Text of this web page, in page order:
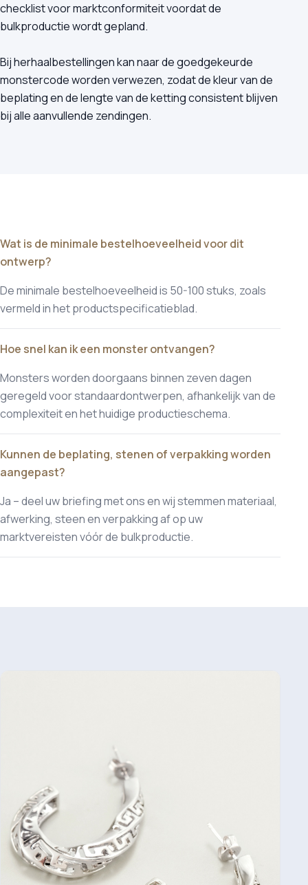
checklist voor marktconformiteit voordat de
bulkproductie wordt gepland.
Bij herhaalbestellingen kan naar de goedgekeurde
monstercode worden verwezen, zodat de kleur van de
beplating en de lengte van de ketting consistent blijven
bij alle aanvullende zendingen.
Wat is de minimale bestelhoeveelheid voor dit
ontwerp?
De minimale bestelhoeveelheid is 50-100 stuks, zoals
vermeld in het productspecificatieblad.
Hoe snel kan ik een monster ontvangen?
Monsters worden doorgaans binnen zeven dagen
geregeld voor standaardontwerpen, afhankelijk van de
complexiteit en het huidige productieschema.
Kunnen de beplating, stenen of verpakking worden
aangepast?
Ja – deel uw briefing met ons en wij stemmen materiaal,
afwerking, steen en verpakking af op uw
marktvereisten vóór de bulkproductie.